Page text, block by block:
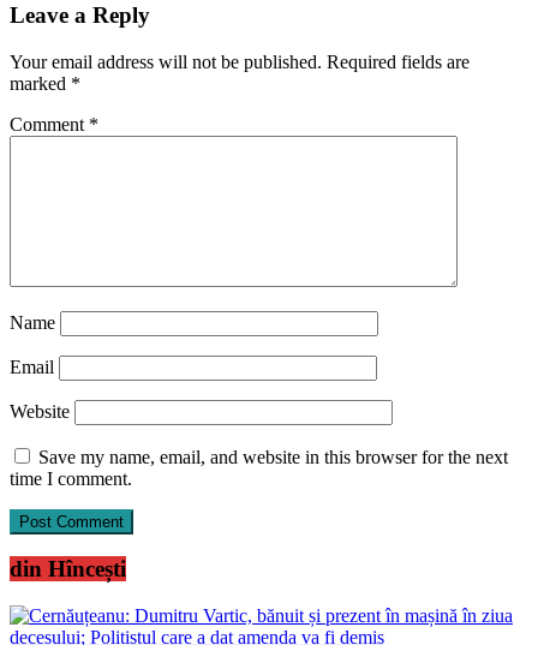
Leave a Reply
Your email address will not be published. Required fields are
marked *
Comment *
Name
Email
Website
Save my name, email, and website in this browser for the next
time I comment.
din Hîncești